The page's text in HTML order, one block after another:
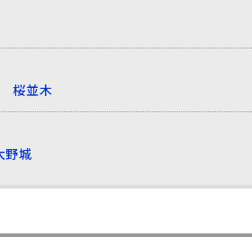
桜並木
野城